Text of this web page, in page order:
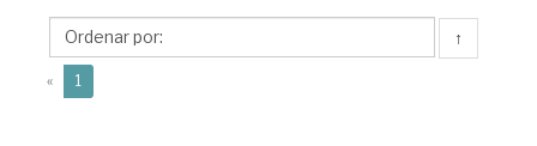
Josep
Antoni
↑
« 1